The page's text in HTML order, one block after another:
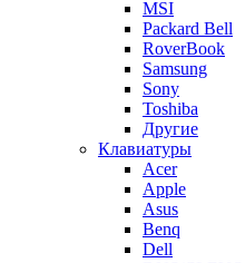
MSI
Packard Bell
RoverBook
Samsung
Sony
Toshiba
Другие
Клавиатуры
Acer
Apple
Asus
Benq
Dell